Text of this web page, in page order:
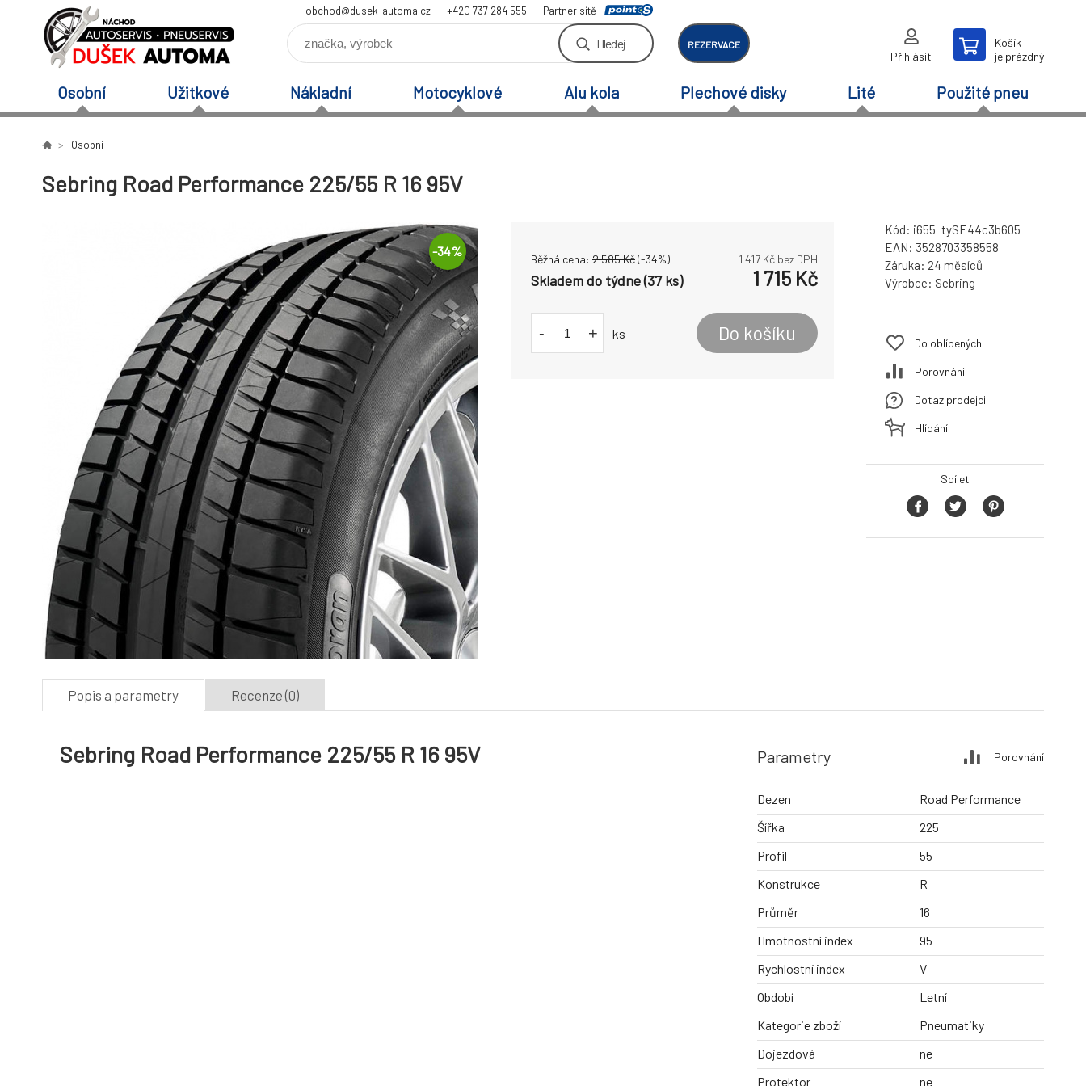
obchod@dusek-automa.cz +420 737 284 555 Partner sítě
Hledej REZERVACE
Přihlásit
Košík
je prázdný
Osobní Užitkové Nákladní Motocyklové Alu kola Plechové disky Lité Použité pneu
Osobní
Sebring Road Performance 225/55 R 16 95V
-34%
Běžná cena: 2 585Kč(-34%) 1 417 Kč bez DPH
Skladem do týdne (37 ks) 1 715 Kč
- + ks Do košíku
Kód: i655_tySE44c3b605
EAN: 3528703358558
Záruka: 24 měsíců
Výrobce: Sebring
Do oblíbených
Porovnání
Dotaz prodejci
Hlídání
Sdílet
Popis a parametry Recenze (0)
Sebring Road Performance 225/55 R 16 95V Parametry Porovnání
Dezen
Road Performance
Šířka
225
Profil
55
Konstrukce
R
Průměr
16
Hmotnostní index
95
Rychlostní index
V
Období
Letní
Kategorie zboží
Pneumatiky
Dojezdová
ne
Protektor
ne